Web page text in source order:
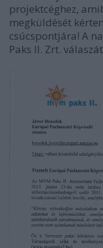
projektcéghez,
megküldését
csúcspontjára! A
Paks II. Zrt.